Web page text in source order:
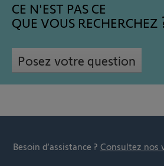
CE N'EST PAS CE
QUE VOUS RECHERCHEZ
Posez votre question
Besoin d’assistance ? Consultez nos